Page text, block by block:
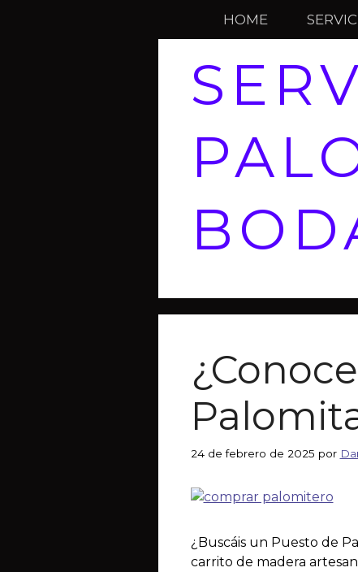
HOME
24 de febrero de 2025 por
¿Buscáis un Puesto de
carrito de madera